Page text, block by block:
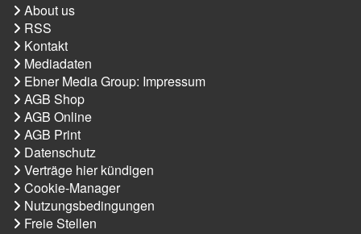
About us
RSS
Kontakt
Mediadaten
Ebner Media Group: Impressum
AGB Shop
AGB Online
AGB Print
Datenschutz
Verträge hier kündigen
Cookie-Manager
Nutzungsbedingungen
Freie Stellen